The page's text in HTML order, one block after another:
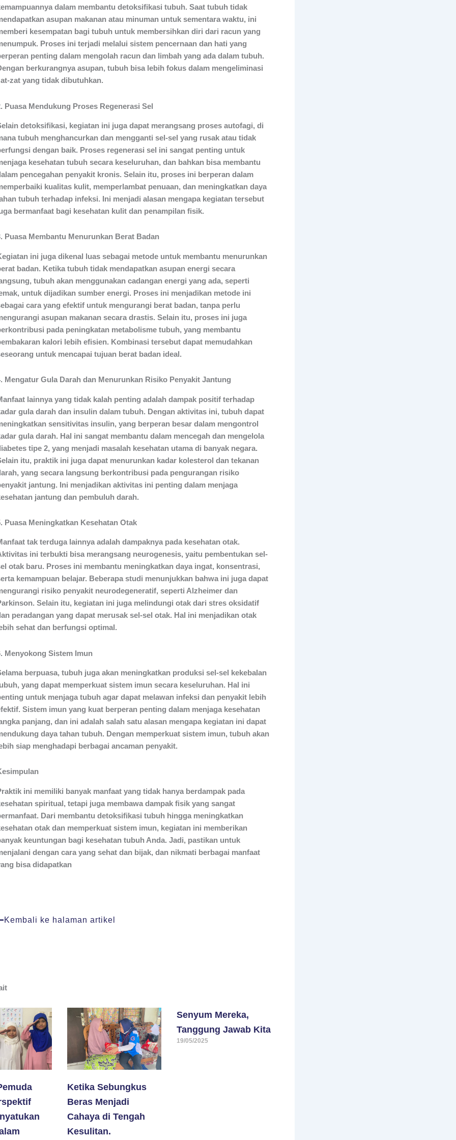
dalam membantu detoksifikasi tubuh. Saat tubuh tidak
asupan makanan atau minuman untuk sementara waktu, ini
kesempatan bagi tubuh untuk membersihkan diri dari racun yang
Proses ini terjadi melalui sistem pencernaan dan hati yang
penting dalam mengolah racun dan limbah yang ada dalam tubuh.
berkurangnya asupan, tubuh bisa lebih fokus dalam mengeliminasi
zat yang tidak dibutuhkan.
Puasa Mendukung Proses Regenerasi Sel
detoksifikasi, kegiatan ini juga dapat merangsang proses autofagi, di
tubuh menghancurkan dan mengganti sel-sel yang rusak atau tidak
dengan baik. Proses regenerasi sel ini sangat penting untuk
kesehatan tubuh secara keseluruhan, dan bahkan bisa membantu
pencegahan penyakit kronis. Selain itu, proses ini berperan dalam
kualitas kulit, memperlambat penuaan, dan meningkatkan daya
tubuh terhadap infeksi. Ini menjadi alasan mengapa kegiatan tersebut
bermanfaat bagi kesehatan kulit dan penampilan fisik.
Puasa Membantu Menurunkan Berat Badan
ini juga dikenal luas sebagai metode untuk membantu menurunkan
badan. Ketika tubuh tidak mendapatkan asupan energi secara
tubuh akan menggunakan cadangan energi yang ada, seperti
untuk dijadikan sumber energi. Proses ini menjadikan metode ini
cara yang efektif untuk mengurangi berat badan, tanpa perlu
asupan makanan secara drastis. Selain itu, proses ini juga
pada peningkatan metabolisme tubuh, yang membantu
kalori lebih efisien. Kombinasi tersebut dapat memudahkan
untuk mencapai tujuan berat badan ideal.
Mengatur Gula Darah dan Menurunkan Risiko Penyakit Jantung
lainnya yang tidak kalah penting adalah dampak positif terhadap
gula darah dan insulin dalam tubuh. Dengan aktivitas ini, tubuh dapat
sensitivitas insulin, yang berperan besar dalam mengontrol
gula darah. Hal ini sangat membantu dalam mencegah dan mengelola
tipe 2, yang menjadi masalah kesehatan utama di banyak negara.
itu, praktik ini juga dapat menurunkan kadar kolesterol dan tekanan
yang secara langsung berkontribusi pada pengurangan risiko
jantung. Ini menjadikan aktivitas ini penting dalam menjaga
jantung dan pembuluh darah.
Puasa Meningkatkan Kesehatan Otak
tak terduga lainnya adalah dampaknya pada kesehatan otak.
ini terbukti bisa merangsang neurogenesis, yaitu pembentukan sel-
otak baru. Proses ini membantu meningkatkan daya ingat, konsentrasi,
kemampuan belajar. Beberapa studi menunjukkan bahwa ini juga dapat
risiko penyakit neurodegeneratif, seperti Alzheimer dan
Selain itu, kegiatan ini juga melindungi otak dari stres oksidatif
peradangan yang dapat merusak sel-sel otak. Hal ini menjadikan otak
sehat dan berfungsi optimal.
Menyokong Sistem Imun
berpuasa, tubuh juga akan meningkatkan produksi sel-sel kekebalan
yang dapat memperkuat sistem imun secara keseluruhan. Hal ini
untuk menjaga tubuh agar dapat melawan infeksi dan penyakit lebih
Sistem imun yang kuat berperan penting dalam menjaga kesehatan
panjang, dan ini adalah salah satu alasan mengapa kegiatan ini dapat
daya tahan tubuh. Dengan memperkuat sistem imun, tubuh akan
siap menghadapi berbagai ancaman penyakit.
ini memiliki banyak manfaat yang tidak hanya berdampak pada
spiritual, tetapi juga membawa dampak fisik yang sangat
Dari membantu detoksifikasi tubuh hingga meningkatkan
otak dan memperkuat sistem imun, kegiatan ini memberikan
keuntungan bagi kesehatan tubuh Anda. Jadi, pastikan untuk
dengan cara yang sehat dan bijak, dan nikmati berbagai manfaat
bisa didapatkan
Kembali ke halaman artikel
Ketika Sebungkus
Beras Menjadi
Cahaya di Tengah
Kesulitan.
Senyum Mereka,
Tanggung Jawab Kita
19/05/2025